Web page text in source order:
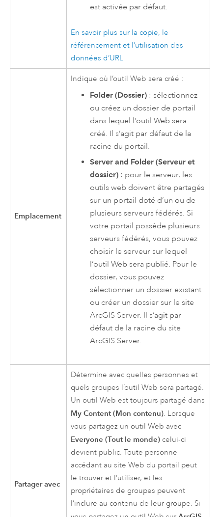
est activée par défaut.
En savoir plus sur la copie, le
référencement et l’utilisation des
données d’URL
Emplacement
Indique où l’outil Web sera créé :
Folder (Dossier) : sélectionnez
ou créez un dossier de portail
dans lequel l’outil Web sera
créé. Il s’agit par défaut de la
racine du portail.
Server and Folder (Serveur et
dossier) : pour le serveur, les
outils web doivent être partagés
sur un portail doté d’un ou de
plusieurs serveurs fédérés. Si
votre portail possède plusieurs
serveurs fédérés, vous pouvez
choisir le serveur sur lequel
l’outil Web sera publié. Pour le
dossier, vous pouvez
sélectionner un dossier existant
ou créer un dossier sur le site
ArcGIS Server. Il s’agit par
défaut de la racine du site
ArcGIS Server.
Partager avec
Détermine avec quelles personnes et
quels groupes l’outil Web sera partagé.
Un outil Web est toujours partagé dans
My Content (Mon contenu). Lorsque
vous partagez un outil Web avec
Everyone (Tout le monde) celui-ci
devient public. Toute personne
accédant au site Web du portail peut
le trouver et l’utiliser, et les
propriétaires de groupes peuvent
l’inclure au contenu de leur groupe. Si